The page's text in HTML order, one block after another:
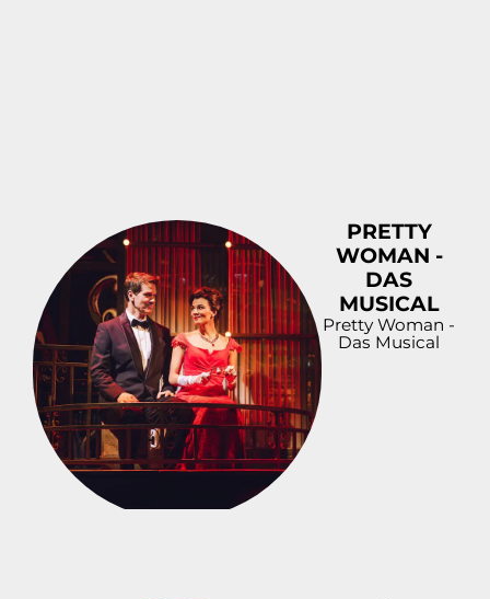
PRETTY
WOMAN -
DAS
MUSICAL
Pretty Woman -
Das Musical